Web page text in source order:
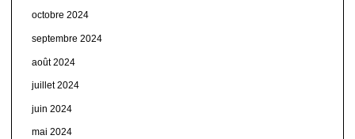
octobre 2024
septembre 2024
août 2024
juillet 2024
juin 2024
mai 2024